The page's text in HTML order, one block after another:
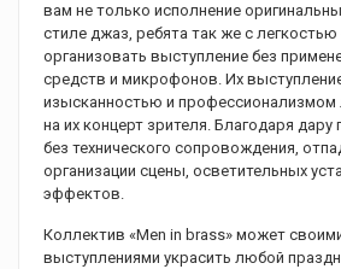
вам не только исполнение
стиле джаз, ребята так же с легкостью
организовать выступление без
средств и микрофонов. Их
изысканностью и
на их концерт зрителя. Благодаря дару
без технического сопровождения,
организации сцены, осветительных
эффектов.
Коллектив «Men in brass» может
выступлениями украсить любой